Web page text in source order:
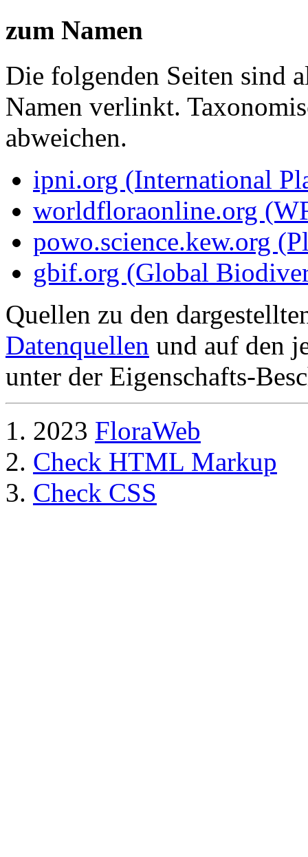
zum Namen
Die folgenden Seiten sind
Namen verlinkt.
abweichen.
ipni.org (International
worldfloraonline.org
powo.science.kew.org
gbif.org (Global
Quellen zu den
Datenquellen und auf den
unter der Eigenschafts-
2023 FloraWeb
Check HTML Markup
Check CSS